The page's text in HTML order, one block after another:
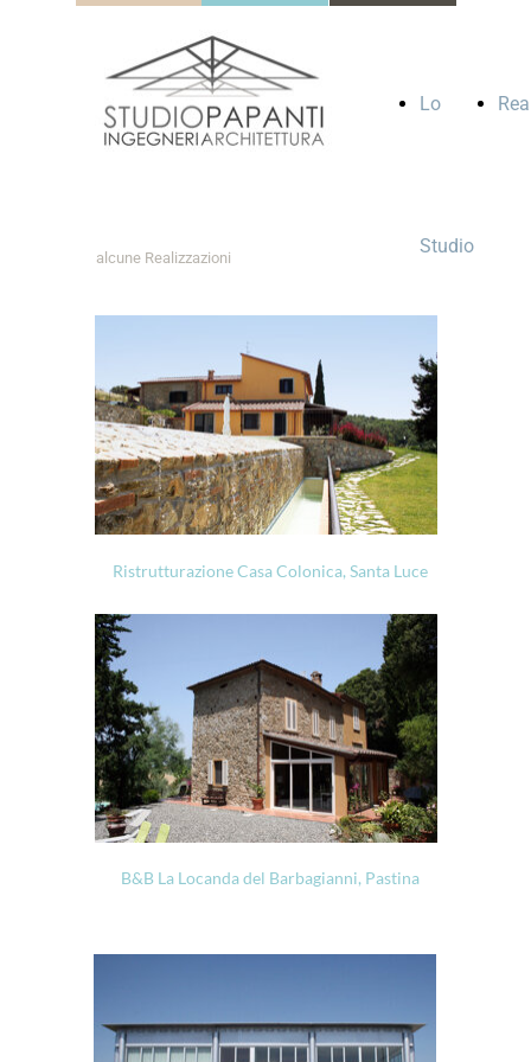
Lo
Studio
alcune Realizzazioni
Ristrutturazione Casa Colonica, Santa Luce
B&B La Locanda del Barbagianni, Pastina